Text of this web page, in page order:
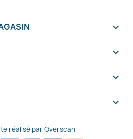
keyboard_arrow_down



réalisé par Overscan